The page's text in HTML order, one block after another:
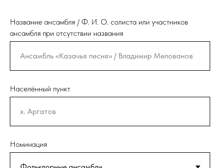
Название ансамбля / Ф. И. О. солиста или участников
ансамбля при отсутствии названия
Населённый пункт
Номинация